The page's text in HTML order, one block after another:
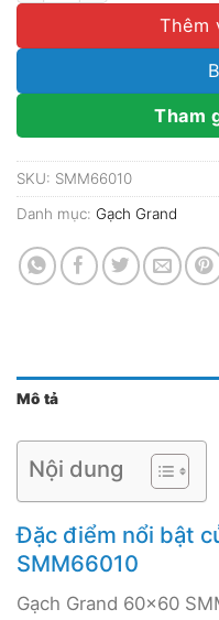
Thêm
Tham
SKU: SMM66010
Danh mục: Gạch Grand
Mô tả
Nội dung
Đặc điểm nổi bật
SMM66010
Gạch Grand 60×60